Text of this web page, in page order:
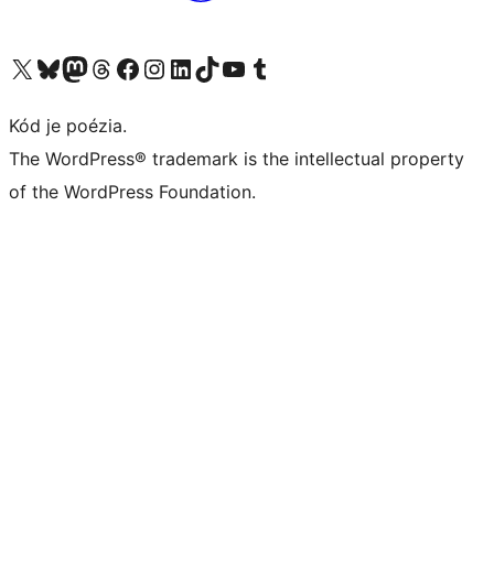
Navštívte náš účet na X (predtým Twitter)
Navštívte náš účet na platforme Bluesky
Navštívte náš účet na Mastodone
Navštívte náš účet na platforme Threads
Navštívte našu stránku na Facebooku
Navštívte náš účet Instagram
Navštívte náš účet LinkedIn
Navštívte náš účet na platforme TikTok
Navštívte náš kanál YouTube
Navštívte náš účet na platforme Tumblr
Kód je poézia.
The WordPress® trademark is the intellectual property
of the WordPress Foundation.